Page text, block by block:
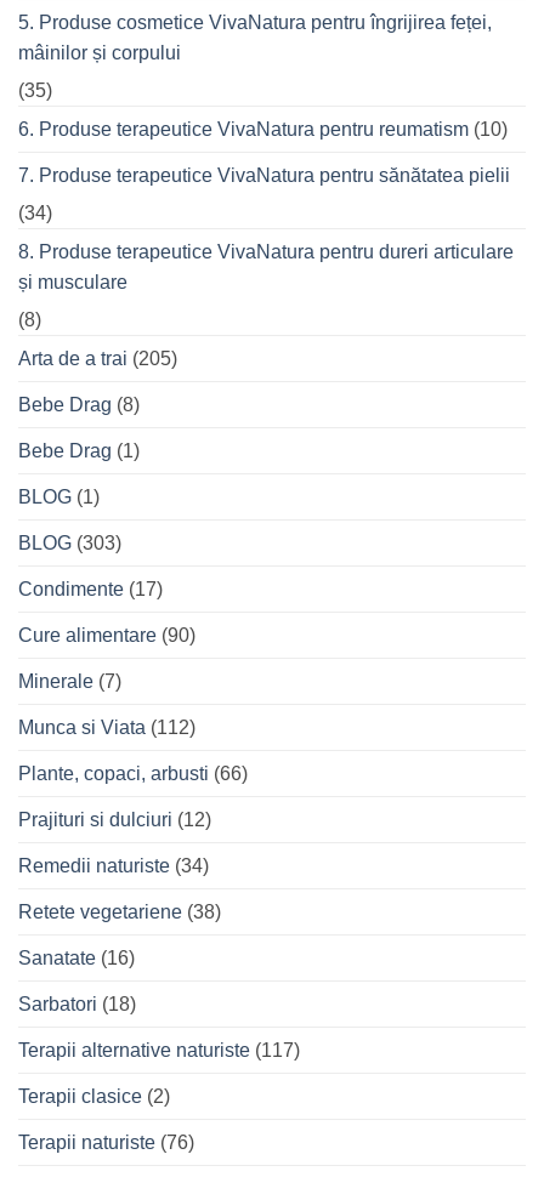
5. Produse cosmetice VivaNatura pentru îngrijirea feței,
mâinilor și corpului
(35)
6. Produse terapeutice VivaNatura pentru reumatism (10)
7. Produse terapeutice VivaNatura pentru sănătatea pielii
(34)
8. Produse terapeutice VivaNatura pentru dureri articulare
și musculare
(8)
Arta de a trai (205)
Bebe Drag (8)
Bebe Drag (1)
BLOG (1)
BLOG (303)
Condimente (17)
Cure alimentare (90)
Minerale (7)
Munca si Viata (112)
Plante, copaci, arbusti (66)
Prajituri si dulciuri (12)
Remedii naturiste (34)
Retete vegetariene (38)
Sanatate (16)
Sarbatori (18)
Terapii alternative naturiste (117)
Terapii clasice (2)
Terapii naturiste (76)